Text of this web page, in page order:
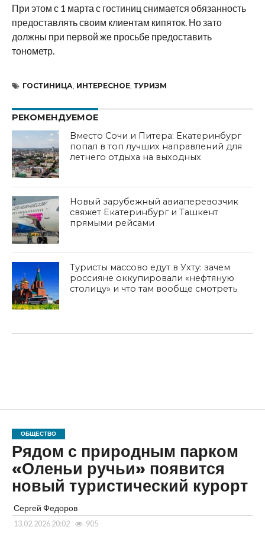
При этом с 1 марта с гостиниц снимается обязанность
предоставлять своим клиентам кипяток. Но зато
должны при первой же просьбе предоставить
тонометр.
ГОСТИНИЦА, ИНТЕРЕСНОЕ, ТУРИЗМ
РЕКОМЕНДУЕМОЕ
Вместо Сочи и Питера: Екатеринбург
попал в топ лучших направлений для
летнего отдыха на выходных
Новый зарубежный авиаперевозчик
свяжет Екатеринбург и Ташкент
прямыми рейсами
Туристы массово едут в Ухту: зачем
россияне оккупировали «нефтяную
столицу» и что там вообще смотреть
ОБЩЕСТВО
Рядом с природным парком
«Оленьи ручьи» появится
новый туристический курорт
Сергей Федоров
13.02.2026 20:02 905